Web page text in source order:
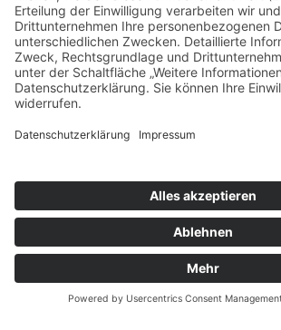
Bescheinigung. Die Vorlage des
Überweisungsträgers bei der
reicht aus, um die Spende
zu machen.
Herzwerk · Kölner Landstraße
Düsseldorf · 0211 2299-1106 ·
duesseldorf.de
Impressum·